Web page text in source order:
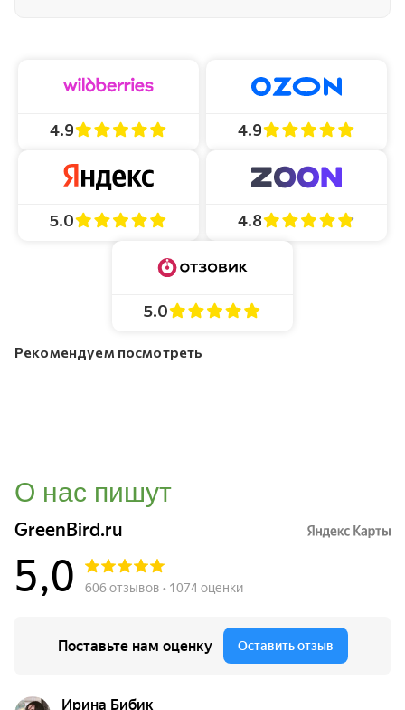
4.9 4.9
5.0 4.8
5.0
Рекомендуем посмотреть
О нас пишут